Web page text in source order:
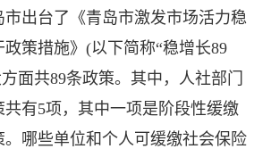
市出台了《青岛市激发市场活力稳
策措施》(以下简称“稳增长89
面共89条政策。其中，人社部门
共有5项，其中一项是阶段性缓缴
哪些单位和个人可缓缴社会保险